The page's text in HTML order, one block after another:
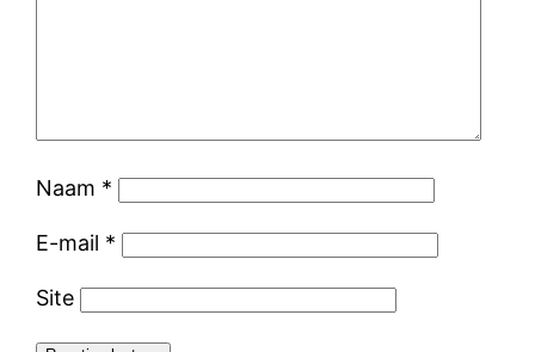
Naam *
E-mail *
Site